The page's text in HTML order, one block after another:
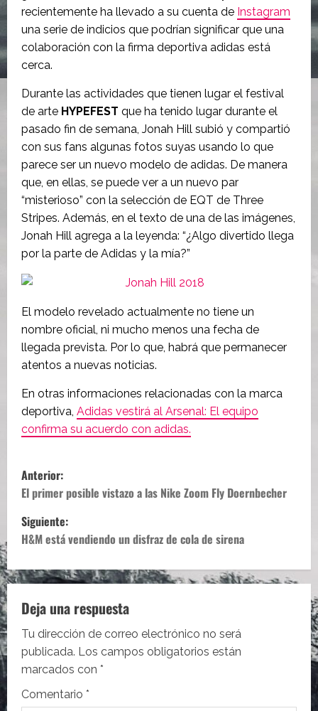
recientemente ha llevado a su cuenta de Instagram
una serie de indicios que podrían significar que una
colaboración con la firma deportiva adidas está
cerca.
Durante las actividades que tienen lugar el festival
de arte HYPEFEST que ha tenido lugar durante el
pasado fin de semana, Jonah Hill subió y compartió
con sus fans algunas fotos suyas usando lo que
parece ser un nuevo modelo de adidas. De manera
que, en ellas, se puede ver a un nuevo par
“misterioso” con la selección de EQT de Three
Stripes. Además, en el texto de una de las imágenes,
Jonah Hill agrega a la leyenda: “¿Algo divertido llega
por la parte de Adidas y la mía?”
El modelo revelado actualmente no tiene un
nombre oficial, ni mucho menos una fecha de
llegada prevista. Por lo que, habrá que permanecer
atentos a nuevas noticias.
En otras informaciones relacionadas con la marca
deportiva, Adidas vestirá al Arsenal: El equipo
confirma su acuerdo con adidas.
N
a
v
g
a
c
i
Anterior:
El primer posible vistazo a las Nike Zoom Fly Doernbecher
Siguiente:
H&M está vendiendo un disfraz de cola de sirena
Deja una respuesta
Tu dirección de correo electrónico no será
publicada. Los campos obligatorios están
marcados con *
Comentario *